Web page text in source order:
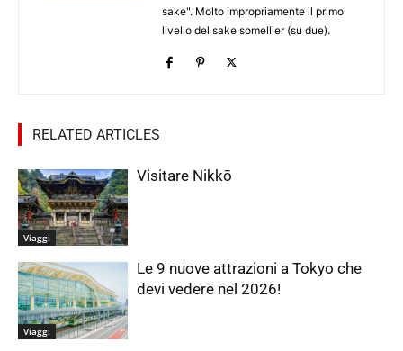
sake". Molto impropriamente il primo
livello del sake somellier (su due).
RELATED ARTICLES
Viaggi
Visitare Nikkō
Viaggi
Le 9 nuove attrazioni a Tokyo che
devi vedere nel 2026!